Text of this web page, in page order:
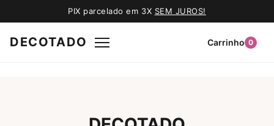
PIX parcelado em 3X SEM JUROS!
DECOTADO Carrinho 0